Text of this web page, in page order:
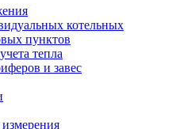
котельных
пунктов
тепла
и завес